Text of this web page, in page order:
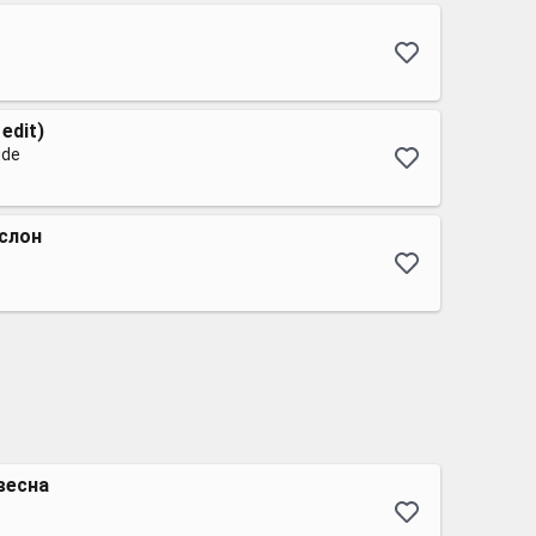
edit)